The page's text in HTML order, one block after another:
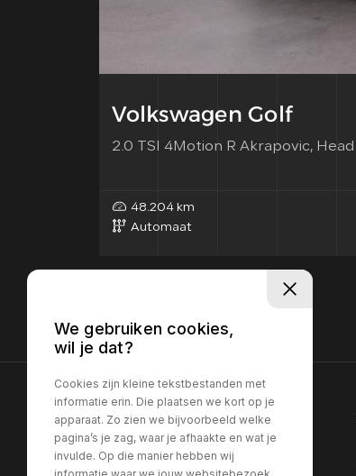
Volkswagen Golf
2.0 TSI 4Motion R Akrapovic, Head
48.204 km
Automaat
We gebruiken cookies,
wil je dat?
Cookies zijn kleine tekstbestanden met
informatie erin. Die plaatsen we kort op je
apparaat. Zo zien we bijvoorbeeld welke
pagina’s je zag, waar je afhaakte en wat je
invulde. Op die manier hebben wij